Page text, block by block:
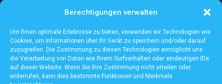
Berechtigungen verwalten
Um Ihnen optimale Erlebnisse zu bieten, verwenden wir Technologien wie
Cookies, um Informationen über Ihr Gerät zu speichern und/oder darauf
zuzugreifen. Die Zustimmung zu diesen Technologien ermöglicht uns
die Verarbeitung von Daten wie Ihrem Surfverhalten oder eindeutigen IDs
auf dieser Website. Wenn Sie Ihre Zustimmung nicht erteilen oder
widerrufen, kann dies bestimmte Funktionen und Merkmale
Was Sie Über Infrarot Dörrautomat Wissen Sollten
Tolle Fotocollagen selber gestalten